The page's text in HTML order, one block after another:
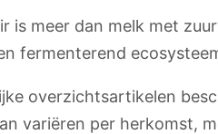
is meer dan melk met
fermenterend
overzichtsartikelen
variëren per herkomst,